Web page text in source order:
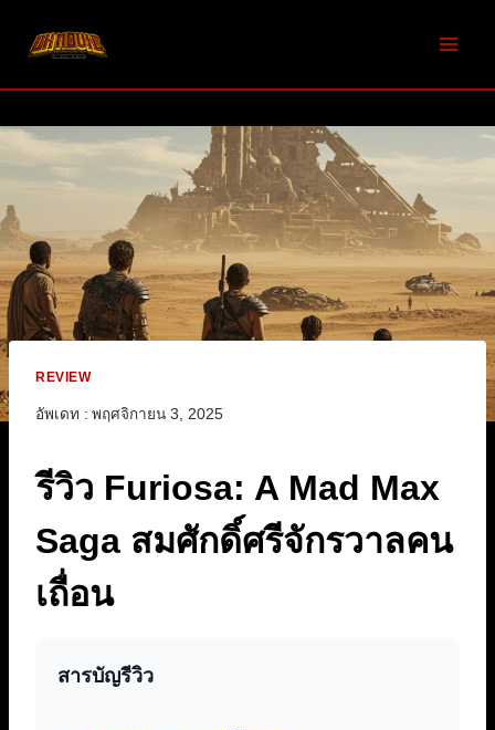
REVIEW
อัพเดท : พฤศจิกายน 3, 2025
รีวิว Furiosa: A Mad Max
Saga สมศักดิ์ศรีจักรวาลคน
เถื่อน
สารบัญรีวิว